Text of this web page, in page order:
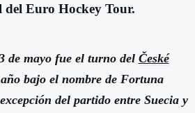
del Euro Hockey Tour.
de mayo fue el turno del České
bajo el nombre de Fortuna
del partido entre Suecia y